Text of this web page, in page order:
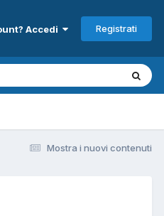
Accedi Registrati
Mostra i nuovi contenuti